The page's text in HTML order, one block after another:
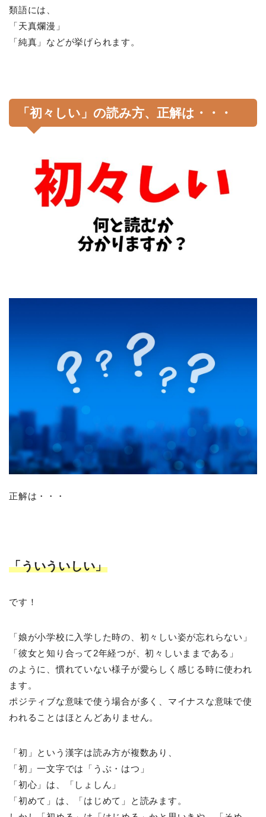
類語には、
「天真爛漫」
「純真」などが挙げられます。
「初々しい」の読み方、正解は・・・
正解は・・・
「ういういしい」
です！
「娘が小学校に入学した時の、初々しい姿が忘れらない」
「彼女と知り合って2年経つが、初々しいままである」
のように、慣れていない様子が愛らしく感じる時に使われ
ます。
ポジティブな意味で使う場合が多く、マイナスな意味で使
われることはほとんどありません。
「初」という漢字は読み方が複数あり、
「初」一文字では「うぶ・はつ」
「初心」は、「しょしん」
「初めて」は、「はじめて」と読みます。